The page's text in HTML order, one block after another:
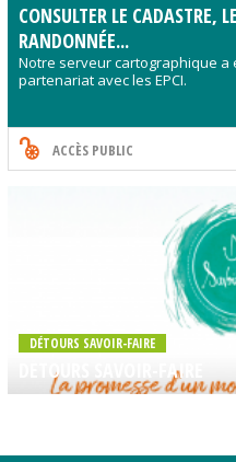
CONSULTER LE CADASTRE,
RANDONNÉE...
Notre serveur cartographique a
partenariat avec les EPCI.
ACCÈS PUBLIC
DÉTOURS SAVOIR-FAIRE
DETOURS SAVOIR-FAIRE